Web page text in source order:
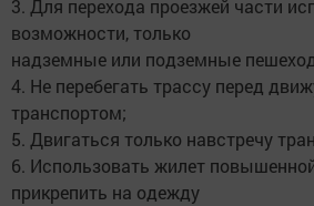
3. Для перехода проезжей части
возможности, только
надземные или подземные
4. Не перебегать трассу перед
транспортом;
5. Двигаться только навстречу
6. Использовать жилет
прикрепить на одежду